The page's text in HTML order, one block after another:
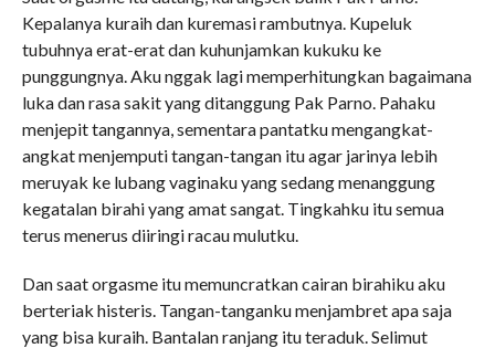
Kepalanya kuraih dan kuremasi rambutnya. Kupeluk
tubuhnya erat-erat dan kuhunjamkan kukuku ke
punggungnya. Aku nggak lagi memperhitungkan bagaimana
luka dan rasa sakit yang ditanggung Pak Parno. Pahaku
menjepit tangannya, sementara pantatku mengangkat-
angkat menjemputi tangan-tangan itu agar jarinya lebih
meruyak ke lubang vaginaku yang sedang menanggung
kegatalan birahi yang amat sangat. Tingkahku itu semua
terus menerus diiringi racau mulutku.
Dan saat orgasme itu memuncratkan cairan birahiku aku
berteriak histeris. Tangan-tanganku menjambret apa saja
yang bisa kuraih. Bantalan ranjang itu teraduk. Selimut